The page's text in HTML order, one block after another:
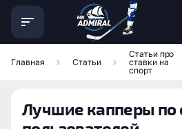
Главная Статьи
Статьи про
ставки на
спорт
Лучшие капперы по